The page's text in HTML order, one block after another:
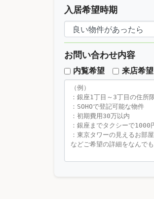
入居希望時期
お問い合わせ内容
内覧希望 来店希望